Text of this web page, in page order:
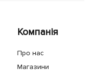
Компанія
Про нас
Магазини